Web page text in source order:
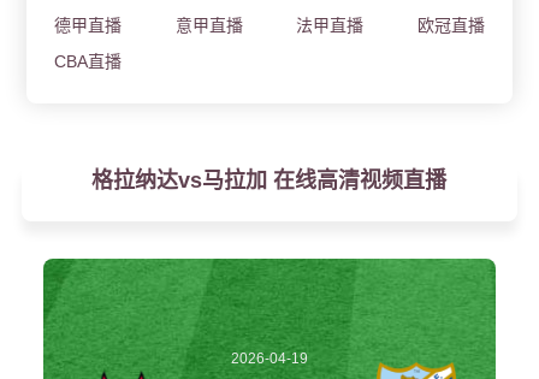
德甲直播
意甲直播 法甲直播
欧冠直播
CBA直播
格拉纳达vs马拉加 在线高清视频直播
2026-04-19